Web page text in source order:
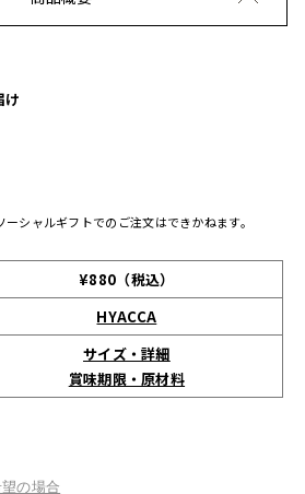
け
シャルギフトでのご注文はできかねます。
¥880（税込）
HYACCA
サイズ・詳細
賞味期限・原材料
の場合